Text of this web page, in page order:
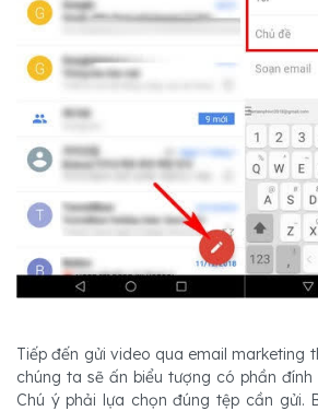
Tiếp đến gửi video qua email marketing
chúng ta sẽ ấn biểu tượng có phần
Chú ý phải lựa chọn đúng tệp cần gửi.